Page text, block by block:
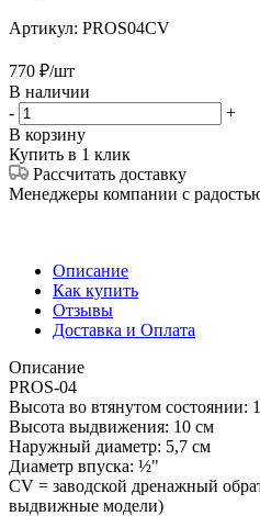
Артикул: PROS04CV
770 ₽/шт
В наличии
-
+
В корзину
Купить в 1 клик
Рассчитать доставку
Менеджеры компании с
Описание
Как купить
Отзывы
Доставка и Оплата
Описание
PROS-04
Высота во втянутом состоянии:
Высота выдвижения: 10 см
Наружный диаметр: 5,7 см
Диаметр впуска: ½"
CV = заводской дренажный
выдвижные модели)